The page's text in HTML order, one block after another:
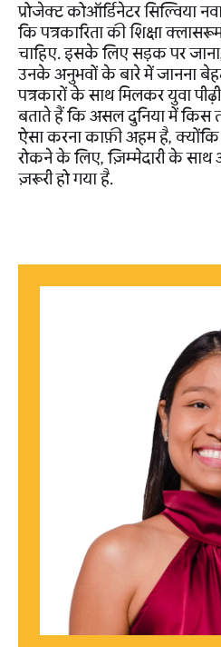
प्रोजेक्ट कोऑर्डिनेटर सिल्विया
कि पत्रकारिता की शिक्षा
चाहिए. इसके लिए सड़क पर
उनके अनुभवों के बारे में जानना
पत्रकारों के साथ मिलकर युवा
बताते हैं कि असल दुनिया में किस
ऐसा करना काफ़ी अहम है,
रोकने के लिए, ज़िम्मेदारी के साथ
ज़रूरी हो गया है.